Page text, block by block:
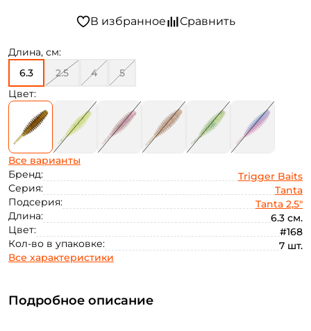
Длина, см:
6.3
2.5 4
5
Цвет:
Все варианты
Бренд:
Trigger Baits
Серия:
Tanta
Подсерия:
Tanta 2,5"
Длина:
6.3 см.
Цвет:
#168
Кол-во в упаковке:
7 шт.
Все характеристики
Подробное описание